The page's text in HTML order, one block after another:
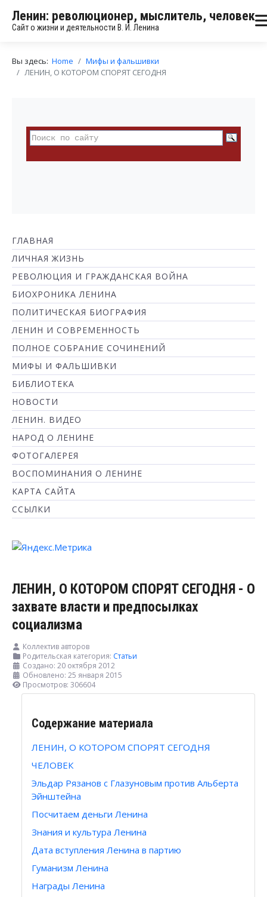
Ленин: революционер, мыслитель, человек
Сайт о жизни и деятельности В. И. Ленина
Вы здесь: Home
Мифы и фальшивки
ЛЕНИН, О КОТОРОМ СПОРЯТ СЕГОДНЯ
ГЛАВНАЯ
ЛИЧНАЯ ЖИЗНЬ
РЕВОЛЮЦИЯ И ГРАЖДАНСКАЯ ВОЙНА
БИОХРОНИКА ЛЕНИНА
ПОЛИТИЧЕСКАЯ БИОГРАФИЯ
ЛЕНИН И СОВРЕМЕННОСТЬ
ПОЛНОЕ СОБРАНИЕ СОЧИНЕНИЙ
МИФЫ И ФАЛЬШИВКИ
БИБЛИОТЕКА
НОВОСТИ
ЛЕНИН. ВИДЕО
НАРОД О ЛЕНИНЕ
ФОТОГАЛЕРЕЯ
ВОСПОМИНАНИЯ О ЛЕНИНЕ
КАРТА САЙТА
ССЫЛКИ
ЛЕНИН, О КОТОРОМ СПОРЯТ СЕГОДНЯ - О
захвате власти и предпосылках
социализма
Коллектив авторов
Родительская категория: Статьи
Создано: 20 октября 2012
Обновлено: 25 января 2015
Просмотров: 306604
Содержание материала
ЛЕНИН, О КОТОРОМ СПОРЯТ СЕГОДНЯ
ЧЕЛОВЕК
Эльдар Рязанов с Глазуновым против Альберта
Эйнштейна
Посчитаем деньги Ленина
Знания и культура Ленина
Дата вступления Ленина в партию
Гуманизм Ленина
Награды Ленина